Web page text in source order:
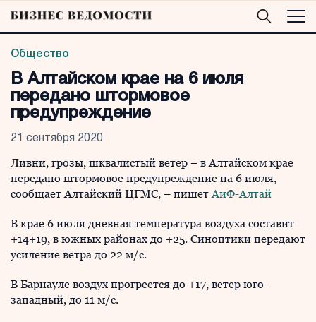
Общество
В Алтайском крае на 6 июля
передано штормовое
предупреждение
21 сентября 2020
Ливни, грозы, шквалистый ветер – в Алтайском крае
передано штормовое предупреждение на 6 июля,
сообщает Алтайский ЦГМС, – пишетАиФ-Алтай
В крае 6 июля дневная температура воздуха составит
+14+19, в южных районах до +25. Синоптики передают
усиление ветра до 22 м/с.
В Барнауле воздух прогреется до +17, ветер юго-
западный, до 11 м/с.